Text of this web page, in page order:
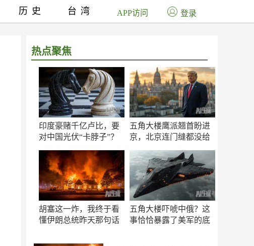
热点聚焦
印度豪赌千亿卢比，要
对中国光伏“卡脖子”？
五角大楼鹰派翘首盼进
京，北京连门缝都没给
胡塞这一炸，我终于看
懂伊朗总统昨天那句话
五角大楼吓唬中俄？这
事恰恰暴露了美军的底
历史 台湾 APP访问 登录